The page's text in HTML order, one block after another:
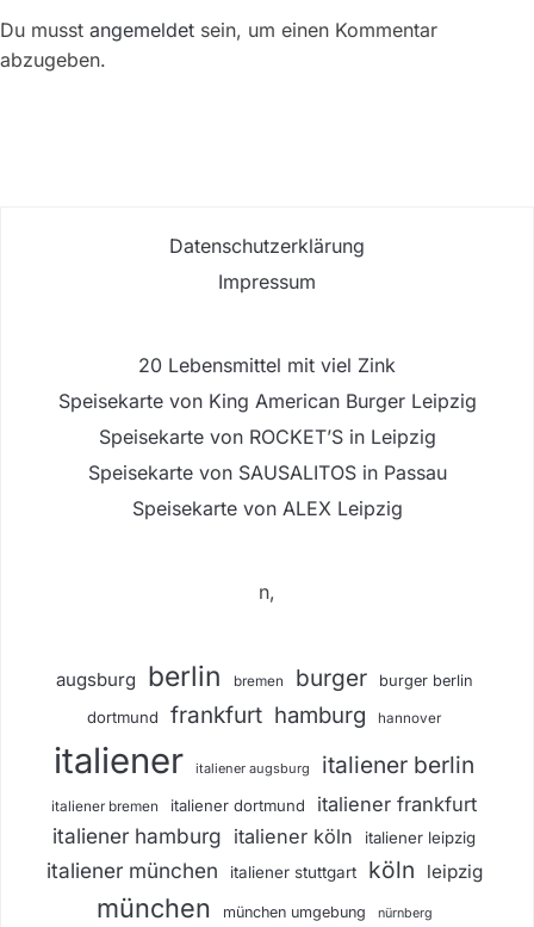
Du musst angemeldet sein, um einen Kommentar
abzugeben.
Datenschutzerklärung
Impressum
20 Lebensmittel mit viel Zink
Speisekarte von King American Burger Leipzig
Speisekarte von ROCKET’S in Leipzig
Speisekarte von SAUSALITOS in Passau
Speisekarte von ALEX Leipzig
n,
augsburg berlin bremen burger burger berlin
dortmund frankfurt hamburg hannover
italiener italiener augsburg italiener berlin
italiener bremen italiener dortmund italiener frankfurt
italiener hamburg italiener köln italiener leipzig
italiener münchen italiener stuttgart köln leipzig
münchen münchen umgebung nürnberg